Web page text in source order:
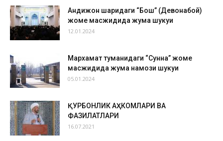
Андижон шаҳридаги “Бош” (Девонабой)
жоме масжидида жума шукуҳи
12.01.2024
Мархамат туманидаги “Сунна” жоме
масжидида жума намози шукуҳи
05.01.2024
ҚУРБОНЛИК АҲКОМЛАРИ ВА
ФАЗИЛАТЛАРИ
16.07.2021